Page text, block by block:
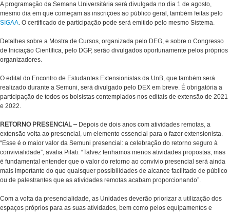
A programação da Semana Universitária será divulgada no dia 1 de agosto,
mesmo dia em que começam as inscrições ao público geral, também feitas pelo
SIGAA. O certificado de participação pode será emitido pelo mesmo Sistema.
Detalhes sobre a Mostra de Cursos, organizada pelo DEG, e sobre o Congresso
de Iniciação Científica, pelo DGP, serão divulgados oportunamente pelos próprios
organizadores.
O edital do Encontro de Estudantes Extensionistas da UnB, que também será
realizado durante a Semuni, será divulgado pelo DEX em breve. É obrigatória a
participação de todos os bolsistas contemplados nos editais de extensão de 2021
e 2022.
RETORNO PRESENCIAL –Depois de dois anos com atividades remotas, a
extensão volta ao presencial, um elemento essencial para o fazer extensionista.
“Esse é o maior valor da Semuni presencial: a celebração do retorno seguro à
convivialidade”, avalia Pilati. “Talvez tenhamos menos atividades propostas, mas
é fundamental entender que o valor do retorno ao convívio presencial será ainda
mais importante do que quaisquer possibilidades de alcance facilitado de público
ou de palestrantes que as atividades remotas acabam proporcionando”.
Com a volta da presencialidade, as Unidades deverão priorizar a utilização dos
espaços próprios para as suas atividades, bem como pelos equipamentos e